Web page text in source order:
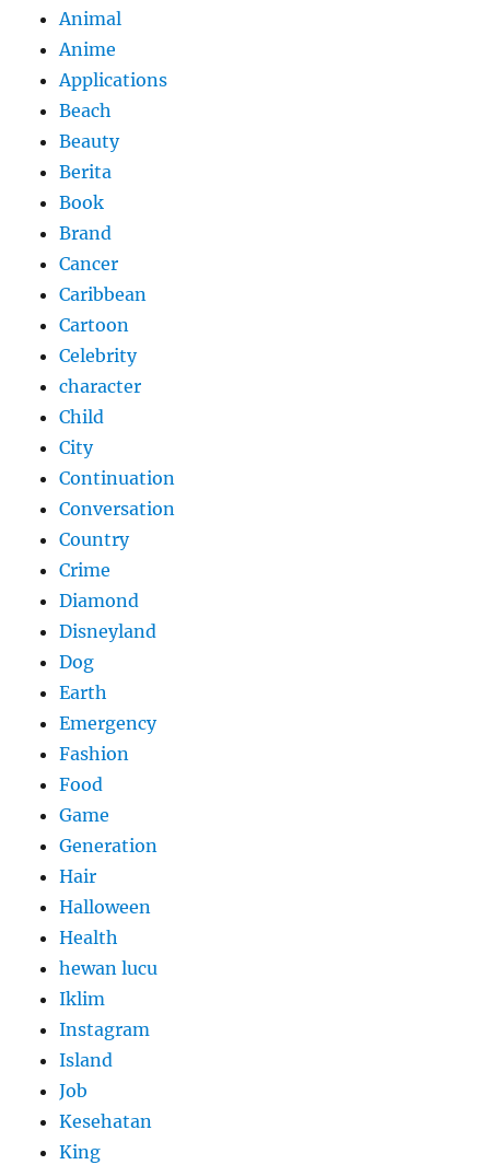
Animal
Anime
Applications
Beach
Beauty
Berita
Book
Brand
Cancer
Caribbean
Cartoon
Celebrity
character
Child
City
Continuation
Conversation
Country
Crime
Diamond
Disneyland
Dog
Earth
Emergency
Fashion
Food
Game
Generation
Hair
Halloween
Health
hewan lucu
Iklim
Instagram
Island
Job
Kesehatan
King